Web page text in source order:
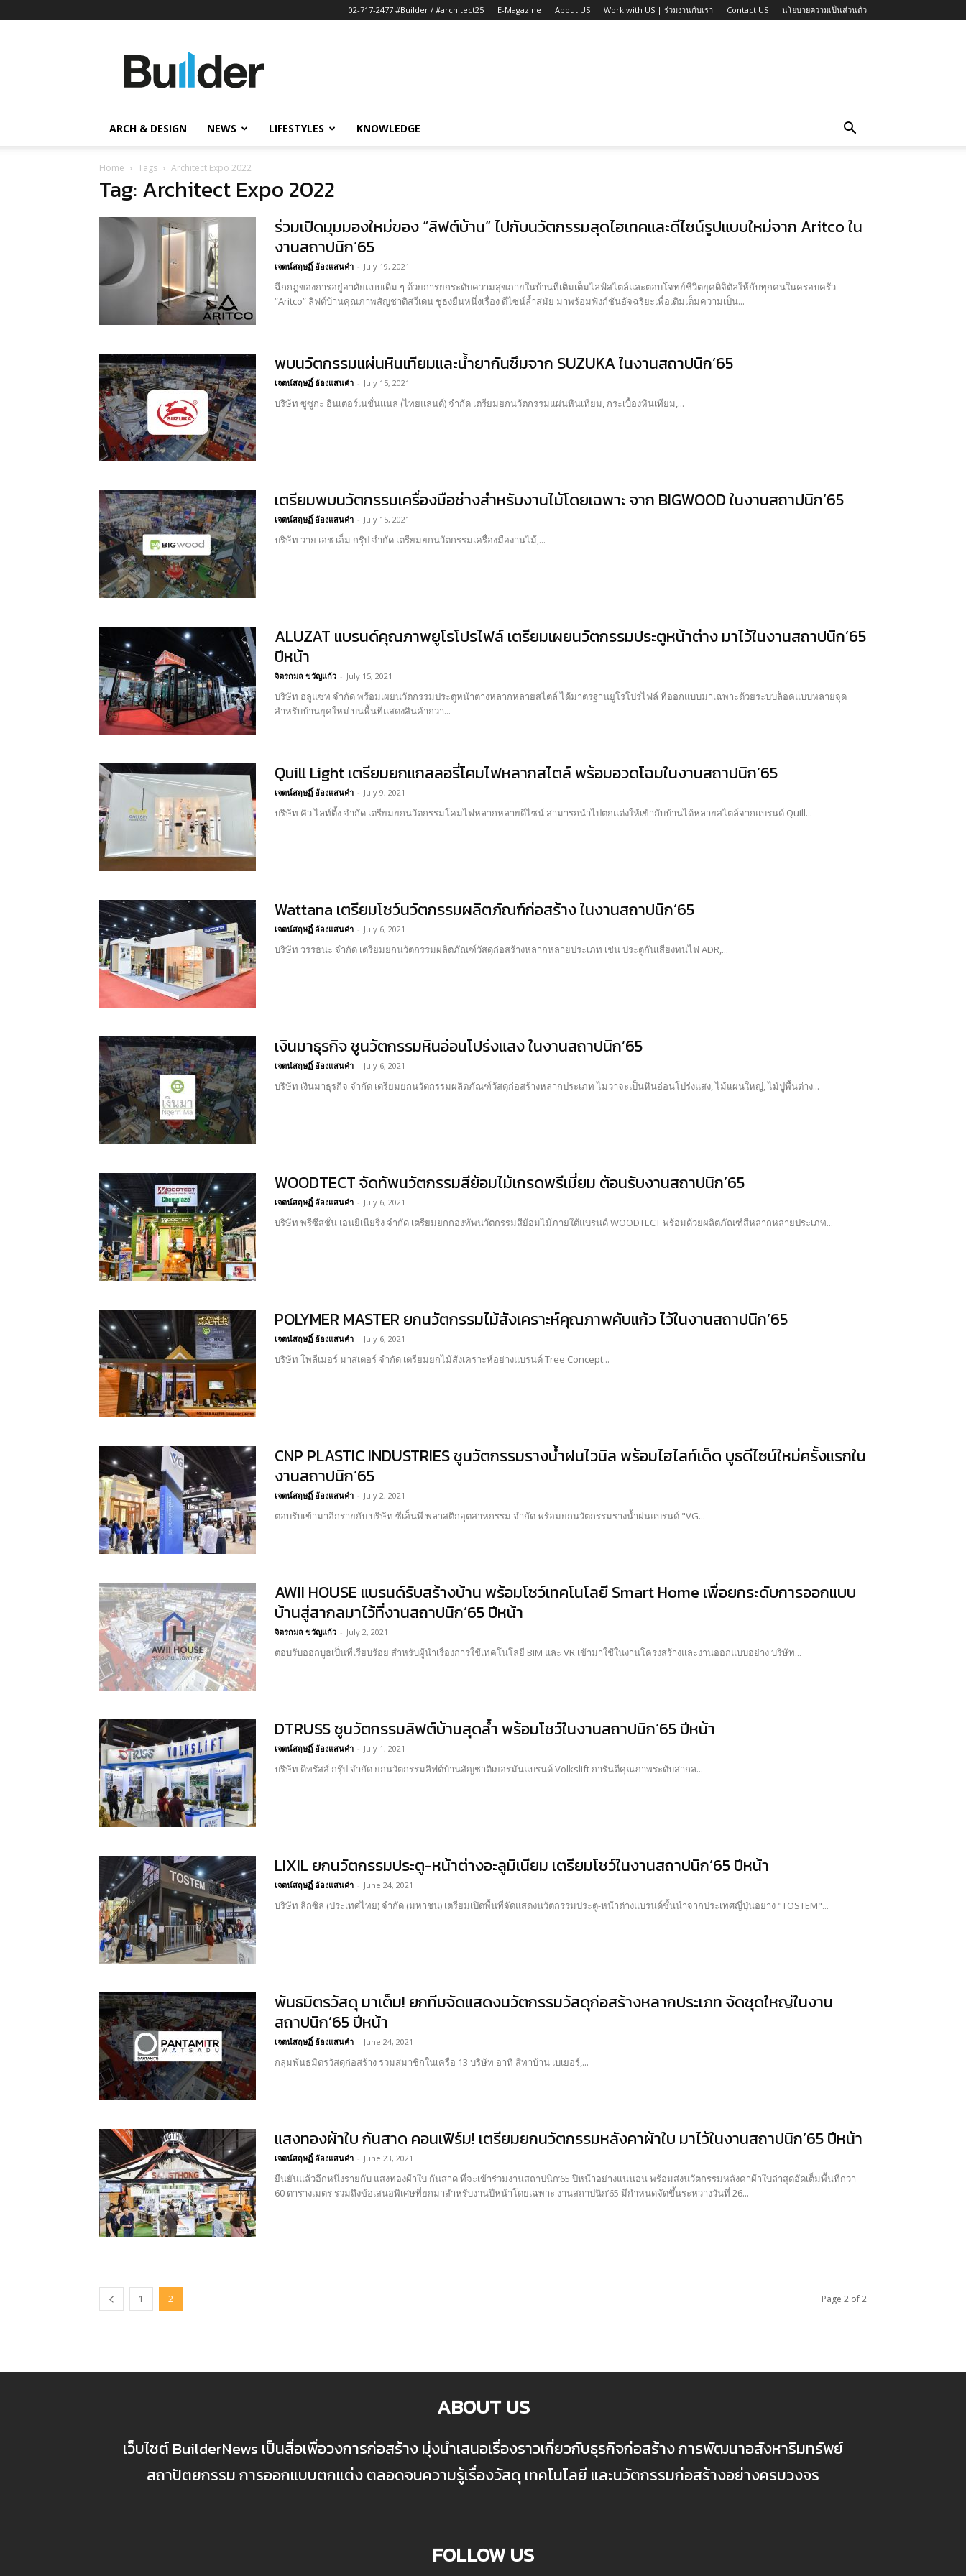
02-717-2477 #Builder / #architect25 E-Magazine About US Work with US | ร่วมงานกับเรา Contact US นโยบายความเป็นส่วนตัว
ข่าว
ก่อสร้าง
ARCH & DESIGN NEWS LIFESTYLES KNOWLEDGE
Home Tags Architect Expo 2022
Tag: Architect Expo 2022
ร่วมเปิดมุมมองใหม่ของ “ลิฟต์บ้าน” ไปกับนวัตกรรมสุดไฮเทคและดีไซน์รูปแบบใหม่จาก Aritco ใน
งานสถาปนิก’65
เจตน์สฤษฏิ์ อ้องแสนคำ - July 19, 2021
ฉีกกฎของการอยู่อาศัยแบบเดิม ๆ ด้วยการยกระดับความสุขภายในบ้านที่เติมเต็มไลฟ์สไตล์และตอบโจทย์ชีวิตยุคดิจิตัลให้กับทุกคนในครอบครัว
“Aritco” ลิฟต์บ้านคุณภาพสัญชาติสวีเดน ชูธงยืนหนึ่งเรื่อง ดีไซน์ล้ำสมัย มาพร้อมฟังก์ชันอัจฉริยะเพื่อเติมเต็มความเป็น...
พบนวัตกรรมแผ่นหินเทียมและน้ำยากันซึมจาก SUZUKA ในงานสถาปนิก’65
เจตน์สฤษฏิ์ อ้องแสนคำ - July 15, 2021
บริษัท ซูซูกะ อินเตอร์เนชั่นแนล (ไทยแลนด์) จำกัด เตรียมยกนวัตกรรมแผ่นหินเทียม, กระเบื้องหินเทียม,...
เตรียมพบนวัตกรรมเครื่องมือช่างสำหรับงานไม้โดยเฉพาะ จาก BIGWOOD ในงานสถาปนิก’65
เจตน์สฤษฏิ์ อ้องแสนคำ - July 15, 2021
บริษัท วาย เอช เอ็ม กรุ๊ป จำกัด เตรียมยกนวัตกรรมเครื่องมืองานไม้,...
ALUZAT แบรนด์คุณภาพยูโรโปรไฟล์ เตรียมเผยนวัตกรรมประตูหน้าต่าง มาไว้ในงานสถาปนิก’65
ปีหน้า
จิตรกมล ขวัญแก้ว - July 15, 2021
บริษัท อลูแซท จำกัด พร้อมเผยนวัตกรรมประตูหน้าต่างหลากหลายสไตล์ ได้มาตรฐานยูโรโปรไฟล์ ที่ออกแบบมาเฉพาะด้วยระบบล็อคแบบหลายจุด
สำหรับบ้านยุคใหม่ บนพื้นที่แสดงสินค้ากว่า...
Quill Light เตรียมยกแกลลอรี่โคมไฟหลากสไตล์ พร้อมอวดโฉมในงานสถาปนิก’65
เจตน์สฤษฏิ์ อ้องแสนคำ - July 9, 2021
บริษัท คิว ไลท์ติ้ง จำกัด เตรียมยกนวัตกรรมโคมไฟหลากหลายดีไซน์ สามารถนำไปตกแต่งให้เข้ากับบ้านได้หลายสไตล์จากแบรนด์ Quill...
Wattana เตรียมโชว์นวัตกรรมผลิตภัณฑ์ก่อสร้าง ในงานสถาปนิก’65
เจตน์สฤษฏิ์ อ้องแสนคำ - July 6, 2021
บริษัท วรรธนะ จำกัด เตรียมยกนวัตกรรมผลิตภัณฑ์วัสดุก่อสร้างหลากหลายประเภท เช่น ประตูกันเสียงทนไฟ ADR,...
เงินมาธุรกิจ ชูนวัตกรรมหินอ่อนโปร่งแสง ในงานสถาปนิก’65
เจตน์สฤษฏิ์ อ้องแสนคำ - July 6, 2021
บริษัท เงินมาธุรกิจ จำกัด เตรียมยกนวัตกรรมผลิตภัณฑ์วัสดุก่อสร้างหลากประเภท ไม่ว่าจะเป็นหินอ่อนโปร่งแสง, ไม้แผ่นใหญ่, ไม้ปูพื้นต่าง...
WOODTECT จัดทัพนวัตกรรมสีย้อมไม้เกรดพรีเมี่ยม ต้อนรับงานสถาปนิก’65
เจตน์สฤษฏิ์ อ้องแสนคำ - July 6, 2021
บริษัท พรีซีสชั่น เอนยีเนียริ่ง จำกัด เตรียมยกกองทัพนวัตกรรมสีย้อมไม้ภายใต้แบรนด์ WOODTECT พร้อมด้วยผลิตภัณฑ์สีหลากหลายประเภท...
POLYMER MASTER ยกนวัตกรรมไม้สังเคราะห์คุณภาพคับแก้ว ไว้ในงานสถาปนิก’65
เจตน์สฤษฏิ์ อ้องแสนคำ - July 6, 2021
บริษัท โพลีเมอร์ มาสเตอร์ จำกัด เตรียมยกไม้สังเคราะห์อย่างแบรนด์ Tree Concept...
CNP PLASTIC INDUSTRIES ชูนวัตกรรมรางน้ำฝนไวนิล พร้อมไฮไลท์เด็ด บูธดีไซน์ใหม่ครั้งแรกใน
งานสถาปนิก’65
เจตน์สฤษฏิ์ อ้องแสนคำ - July 2, 2021
ตอบรับเข้ามาอีกรายกับ บริษัท ซีเอ็นพี พลาสติกอุตสาหกรรม จำกัด พร้อมยกนวัตกรรมรางน้ำฝนแบรนด์ "VG...
AWII HOUSE แบรนด์รับสร้างบ้าน พร้อมโชว์เทคโนโลยี Smart Home เพื่อยกระดับการออกแบบ
บ้านสู่สากลมาไว้ที่งานสถาปนิก’65 ปีหน้า
จิตรกมล ขวัญแก้ว - July 2, 2021
ตอบรับออกบูธเป็นที่เรียบร้อย สำหรับผู้นำเรื่องการใช้เทคโนโลยี BIM และ VR เข้ามาใช้ในงานโครงสร้างและงานออกแบบอย่าง บริษัท...
DTRUSS ชูนวัตกรรมลิฟต์บ้านสุดล้ำ พร้อมโชว์ในงานสถาปนิก’65 ปีหน้า
เจตน์สฤษฏิ์ อ้องแสนคำ - July 1, 2021
บริษัท ดีทรัสส์ กรุ๊ป จำกัด ยกนวัตกรรมลิฟต์บ้านสัญชาติเยอรมันแบรนด์ Volkslift การันตีคุณภาพระดับสากล...
LIXIL ยกนวัตกรรมประตู-หน้าต่างอะลูมิเนียม เตรียมโชว์ในงานสถาปนิก’65 ปีหน้า
เจตน์สฤษฏิ์ อ้องแสนคำ - June 24, 2021
บริษัท ลิกซิล (ประเทศไทย) จำกัด (มหาชน) เตรียมเปิดพื้นที่จัดแสดงนวัตกรรมประตู-หน้าต่างแบรนด์ชั้นนำจากประเทศญี่ปุ่นอย่าง "TOSTEM"...
พันธมิตรวัสดุ มาเต็ม! ยกทีมจัดแสดงนวัตกรรมวัสดุก่อสร้างหลากประเภท จัดชุดใหญ่ในงาน
สถาปนิก’65 ปีหน้า
เจตน์สฤษฏิ์ อ้องแสนคำ - June 24, 2021
กลุ่มพันธมิตรวัสดุก่อสร้าง รวมสมาชิกในเครือ 13 บริษัท อาทิ สีทาบ้าน เบเยอร์,...
แสงทองผ้าใบ กันสาด คอนเฟิร์ม! เตรียมยกนวัตกรรมหลังคาผ้าใบ มาไว้ในงานสถาปนิก’65 ปีหน้า
เจตน์สฤษฏิ์ อ้องแสนคำ - June 23, 2021
ยืนยันแล้วอีกหนึ่งรายกับ แสงทองผ้าใบ กันสาด ที่จะเข้าร่วมงานสถาปนิก’65 ปีหน้าอย่างแน่นอน พร้อมส่งนวัตกรรมหลังคาผ้าใบล่าสุดอัดเต็มพื้นที่กว่า
60 ตารางเมตร รวมถึงข้อเสนอพิเศษที่ยกมาสำหรับงานปีหน้าโดยเฉพาะ งานสถาปนิก’65 มีกำหนดจัดขึ้นระหว่างวันที่ 26...
1 2 Page 2 of 2
ABOUT US
เว็บไซต์ BuilderNews เป็นสื่อเพื่อวงการก่อสร้าง มุ่งนำเสนอเรื่องราวเกี่ยวกับธุรกิจก่อสร้าง การพัฒนาอสังหาริมทรัพย์
สถาปัตยกรรม การออกแบบตกแต่ง ตลอดจนความรู้เรื่องวัสดุ เทคโนโลยี และนวัตกรรมก่อสร้างอย่างครบวงจร
FOLLOW US